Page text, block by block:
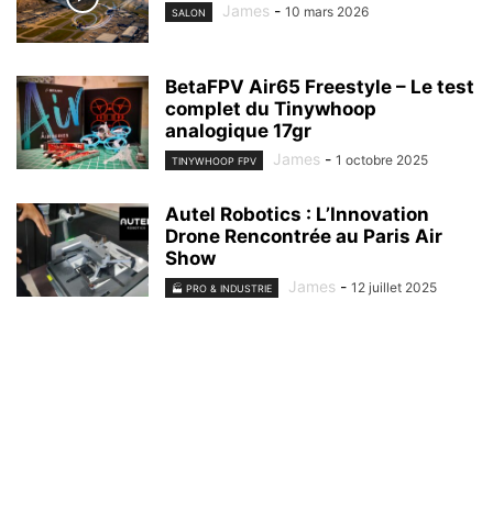
SALON James - 10 mars 2026
BetaFPV Air65 Freestyle – Le test
complet du Tinywhoop
analogique 17gr
TINYWHOOP FPV James - 1 octobre 2025
Autel Robotics : L’Innovation
Drone Rencontrée au Paris Air
Show
🏭 PRO & INDUSTRIE James - 12 juillet 2025